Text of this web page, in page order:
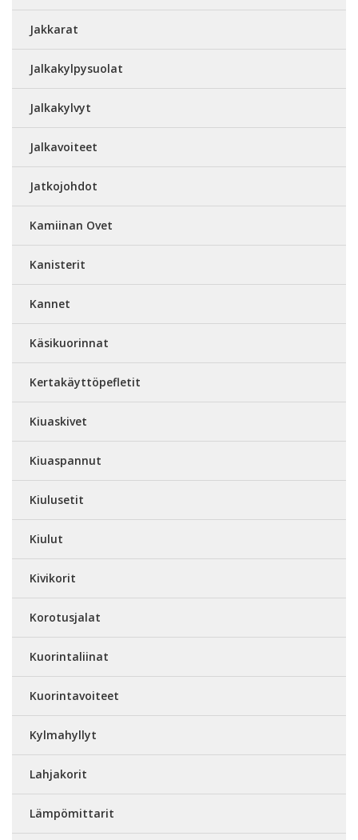
Jakkarat
Jalkakylpysuolat
Jalkakylvyt
Jalkavoiteet
Jatkojohdot
Kamiinan Ovet
Kanisterit
Kannet
Käsikuorinnat
Kertakäyttöpefletit
Kiuaskivet
Kiuaspannut
Kiulusetit
Kiulut
Kivikorit
Korotusjalat
Kuorintaliinat
Kuorintavoiteet
Kylmahyllyt
Lahjakorit
Lämpömittarit